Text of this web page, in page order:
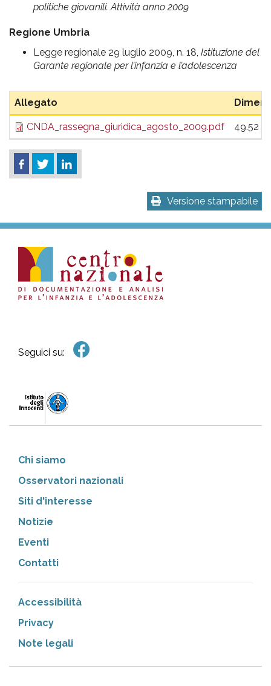
politiche giovanili. Attività anno 2009
Regione Umbria
Legge regionale 29 luglio 2009, n. 18, Istituzione del
Garante regionale per l’infanzia e l’adolescenza
Allegato
CNDA_rassegna_giuridica_agosto_2009.pdf 49.52
Versione stampabile
Seguici su:
Chi siamo
Osservatori nazionali
Siti d'interesse
Notizie
Eventi
Contatti
Accessibilità
Privacy
Note legali